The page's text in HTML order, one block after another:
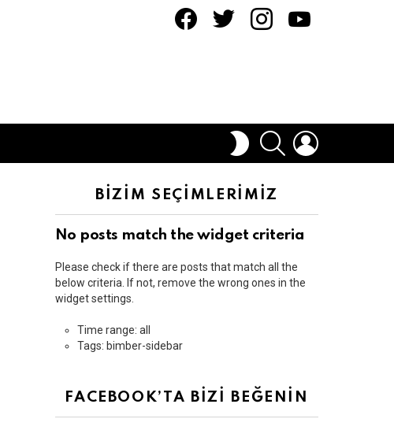
DIŞ
GÖRÜNÜMÜ
ARAMA
AÇ
BİZİM SEÇİMLERİMİZ
No posts match the widget criteria
Please check if there are posts that match all the
below criteria. If not, remove the wrong ones in the
widget settings.
Time range: all
Tags: bimber-sidebar
FACEBOOK’TA BİZİ BEĞENİN